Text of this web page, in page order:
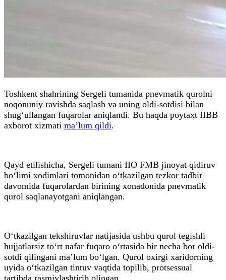
Toshkent shahrining Sergeli tumanida pnevmatik qurolni
noqonuniy ravishda saqlash va uning oldi-sotdisi bilan
shug‘ullangan fuqarolar aniqlandi. Bu haqda poytaxt IIBB
axborot xizmati ma’lum qildi.
Qayd etilishicha, Sergeli tumani IIO FMB jinoyat qidiruv
bo‘limi xodimlari tomonidan o‘tkazilgan tezkor tadbir
davomida fuqarolardan birining xonadonida pnevmatik
qurol saqlanayotgani aniqlangan.
O‘tkazilgan tekshiruvlar natijasida ushbu qurol tegishli
hujjatlarsiz to‘rt nafar fuqaro o‘rtasida bir necha bor oldi-
sotdi qilingani ma’lum bo‘lgan. Qurol oxirgi xaridorning
uyida o‘tkazilgan tintuv vaqtida topilib, protsessual
tartibda rasmiylashtirib olingan.